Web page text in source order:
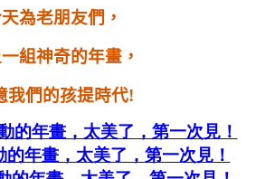
為老朋友們，
組神奇的年畫，
我們的孩提時代!